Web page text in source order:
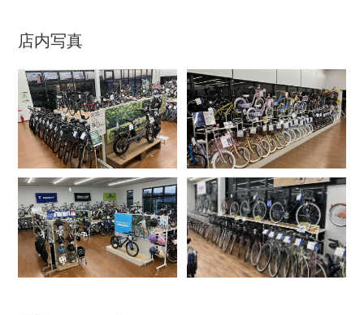
ネットで注文、お店で受取り
アウトレット
自転車修理工賃
サイクルメイト
サイクルポーター
店内写真